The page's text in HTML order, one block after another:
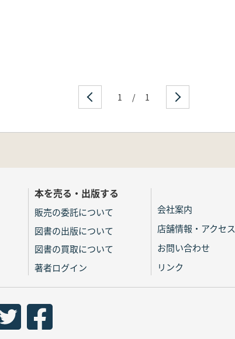
1 / 1
本を売る・出版する
販売の委託について
図書の出版について
図書の買取について
著者ログイン
会社案内
店舗情報・アクセス
お問い合わせ
リンク